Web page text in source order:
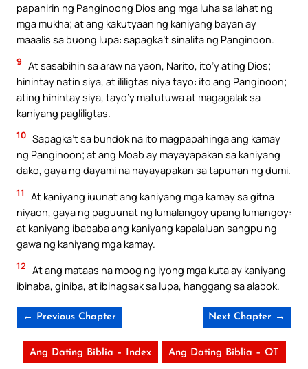
papahirin ng Panginoong Dios ang mga luha sa lahat ng
mga mukha; at ang kakutyaan ng kaniyang bayan ay
maaalis sa buong lupa: sapagka’t sinalita ng Panginoon.
9 At sasabihin sa araw na yaon, Narito, ito’y ating Dios;
hinintay natin siya, at ililigtas niya tayo: ito ang Panginoon;
ating hinintay siya, tayo’y matutuwa at magagalak sa
kaniyang pagliligtas.
10 Sapagka’t sa bundok na ito magpapahinga ang kamay
ng Panginoon; at ang Moab ay mayayapakan sa kaniyang
dako, gaya ng dayami na nayayapakan sa tapunan ng dumi.
11
At kaniyang iuunat ang kaniyang mga kamay sa gitna
niyaon, gaya ng paguunat ng lumalangoy upang lumangoy:
at kaniyang ibababa ang kaniyang kapalaluan sangpu ng
gawa ng kaniyang mga kamay.
12 At ang mataas na moog ng iyong mga kuta ay kaniyang
ibinaba, giniba, at ibinagsak sa lupa, hanggang sa alabok.
← Previous Chapter Next Chapter →
Ang Dating Biblia – Index Ang Dating Biblia – OT